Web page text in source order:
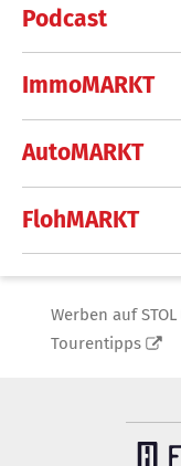
Podcast
ImmoMARKT
AutoMARKT
FlohMARKT
Werben auf STOL
Tourentipps